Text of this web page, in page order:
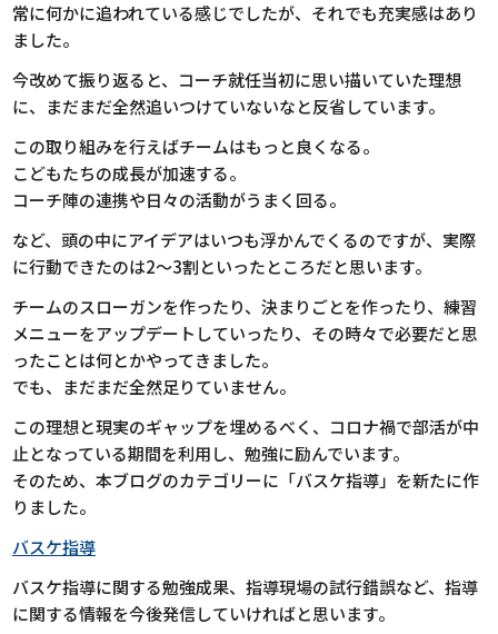
常に何かに追われている感じでしたが、それでも充実感はあり
ました。
今改めて振り返ると、コーチ就任当初に思い描いていた理想
に、まだまだ全然追いつけていないなと反省しています。
この取り組みを行えばチームはもっと良くなる。
こどもたちの成長が加速する。
コーチ陣の連携や日々の活動がうまく回る。
など、頭の中にアイデアはいつも浮かんでくるのですが、実際
に行動できたのは2〜3割といったところだと思います。
チームのスローガンを作ったり、決まりごとを作ったり、練習
メニューをアップデートしていったり、その時々で必要だと思
ったことは何とかやってきました。
でも、まだまだ全然足りていません。
この理想と現実のギャップを埋めるべく、コロナ禍で部活が中
止となっている期間を利用し、勉強に励んでいます。
そのため、本ブログのカテゴリーに「バスケ指導」を新たに作
りました。
バスケ指導
バスケ指導に関する勉強成果、指導現場の試行錯誤など、指導
に関する情報を今後発信していければと思います。